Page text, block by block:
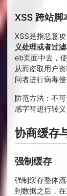
XSS 跨站脚
XSS是指恶意
义处理或者过
eb页面中去，
从而盗取用户
问者进行病毒侵
防范方法：不
感字符进行转义
协商缓存
强制缓存
强制缓存整体
到数据之后，